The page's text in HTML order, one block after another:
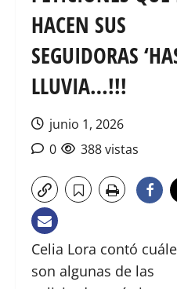
HACEN SUS
SEGUIDORAS
LLUVIA…!!!
junio 1, 2026
0
388 vistas
Celia Lora contó
son algunas de las